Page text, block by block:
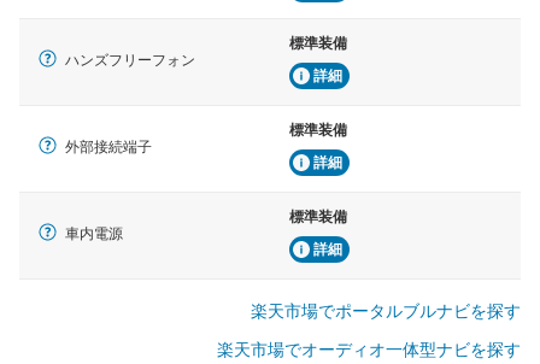
ハンズフリーフォン
標準装備
詳細
外部接続端子
標準装備
詳細
車内電源
標準装備
詳細
楽天市場でポータルブルナビを探す
楽天市場でオーディオ一体型ナビを探す